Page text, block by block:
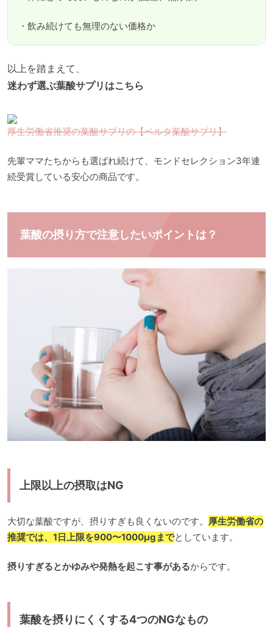
・飲み続けても無理のない価格か
以上を踏まえて、
迷わず選ぶ葉酸サプリはこちら
厚生労働省推奨の葉酸サプリの【ベルタ葉酸サプリ】
先輩ママたちからも選ばれ続けて、モンドセレクション3年連
続受賞している安心の商品です。
葉酸の摂り方で注意したいポイントは？
上限以上の摂取はNG
大切な葉酸ですが、摂りすぎも良くないのです。 厚生労働省の
推奨では、1日上限を900〜1000μgまでとしています。
摂りすぎるとかゆみや発熱を起こす事があるからです。
葉酸を摂りにくくする4つのNGなもの